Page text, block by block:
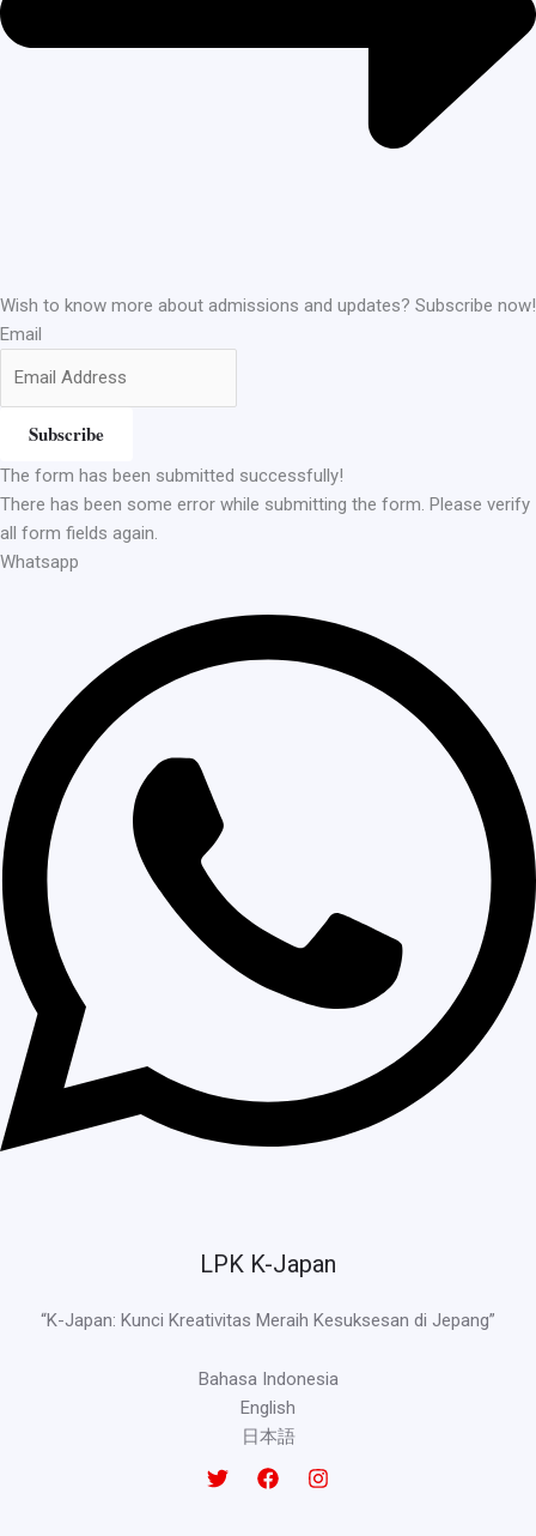
Wish to know more about admissions and updates? Subscribe now!
Email
Subscribe
The form has been submitted successfully!
There has been some error while submitting the form. Please verify
all form fields again.
Whatsapp
LPK K-Japan
“K-Japan: Kunci Kreativitas Meraih Kesuksesan di Jepang”
Bahasa Indonesia
English
日本語